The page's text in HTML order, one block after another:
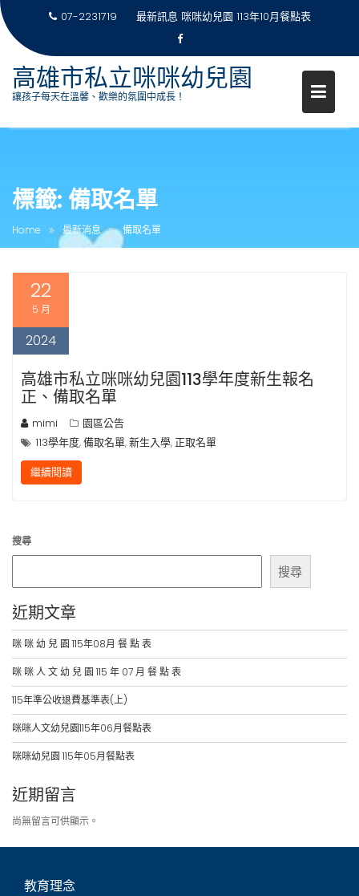
07-2231719 最新訊息 咪咪幼兒園 113年10月餐點表
高雄市私立咪咪幼兒園
讓孩子每天在溫馨、歡樂的氛圍中成長！
標籤: 備取名單
Home 最新消息 備取名單
22
5 月
2024
高雄市私立咪咪幼兒園113學年度新生報名
正、備取名單
mimi
園區公告
113學年度,備取名單,新生入學,正取名單
繼續閱讀
搜尋
搜尋
近期文章
咪 咪 幼 兒 園 115年08月 餐 點 表
咪 咪 人 文 幼 兒 園 115 年 07 月 餐 點 表
115年準公收退費基準表(上)
咪咪人文幼兒園115年06月餐點表
咪咪幼兒園 115年05月餐點表
近期留言
尚無留言可供顯示。
教育理念